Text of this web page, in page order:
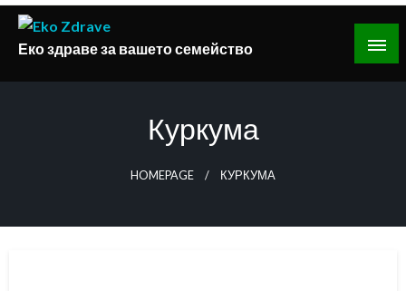
Skip
content
Еко здраве за вашето семейство
Куркума
HOMEPAGE КУРКУМА